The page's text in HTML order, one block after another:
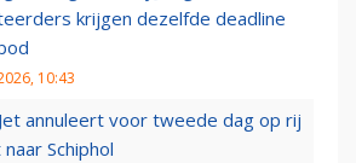
krijgen dezelfde deadline
10:43
annuleert voor tweede dag op rij
Schiphol